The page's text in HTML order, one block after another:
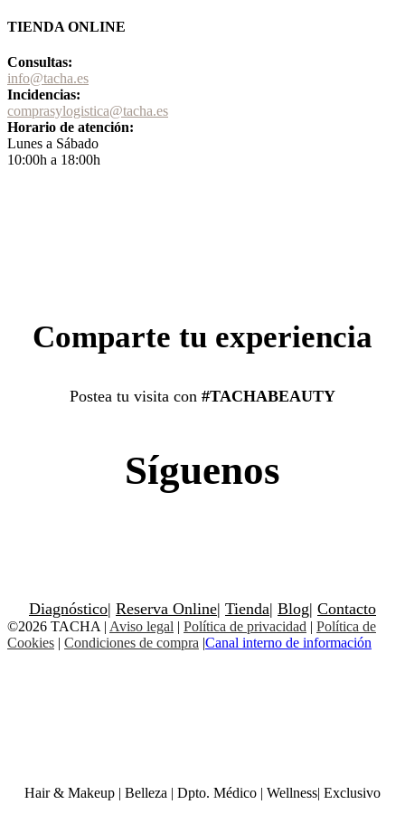
TIENDA ONLINE
Consultas:
info@tacha.es
Incidencias:
comprasylogistica@tacha.es
Horario de atención:
Lunes a Sábado
10:00h a 18:00h
Comparte tu experiencia
Postea tu visita con #TACHABEAUTY
Síguenos
Diagnóstico| Reserva Online| Tienda| Blog| Contacto
©2026 TACHA | Aviso legal | Política de privacidad | Política de
Cookies | Condiciones de compra |Canal interno de información
Hair & Makeup | Belleza | Dpto. Médico | Wellness| Exclusivo